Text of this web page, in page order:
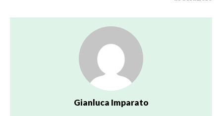
Gianluca Imparato